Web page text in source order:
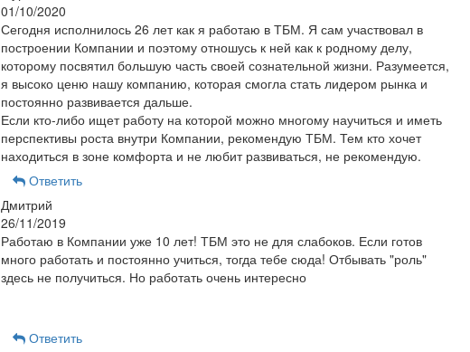
01/10/2020
Сегодня исполнилось 26 лет как я работаю в ТБМ. Я сам участвовал в
построении Компании и поэтому отношусь к ней как к родному делу,
которому посвятил большую часть своей сознательной жизни. Разумеется,
я высоко ценю нашу компанию, которая смогла стать лидером рынка и
постоянно развивается дальше.
Если кто-либо ищет работу на которой можно многому научиться и иметь
перспективы роста внутри Компании, рекомендую ТБМ. Тем кто хочет
находиться в зоне комфорта и не любит развиваться, не рекомендую.
Ответить
Дмитрий
26/11/2019
Работаю в Компании уже 10 лет! ТБМ это не для слабоков. Если готов
много работать и постоянно учиться, тогда тебе сюда! Отбывать "роль"
здесь не получиться. Но работать очень интересно
Ответить